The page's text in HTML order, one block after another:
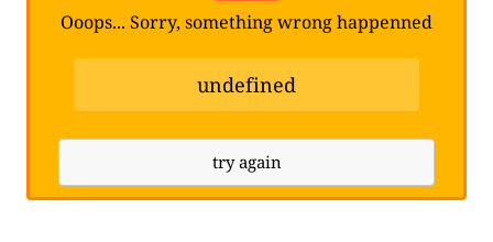
Ooops... Sorry, something wrong happenned
undefined
try again